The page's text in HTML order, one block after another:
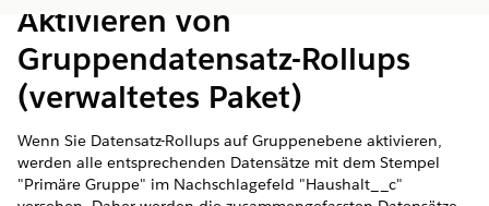
Aktivieren von
Gruppendatensatz-Rollups
(verwaltetes Paket)
Wenn Sie Datensatz-Rollups auf Gruppenebene aktivieren,
werden alle entsprechenden Datensätze mit dem Stempel
"Primäre Gruppe" im Nachschlagefeld "Haushalt__c"